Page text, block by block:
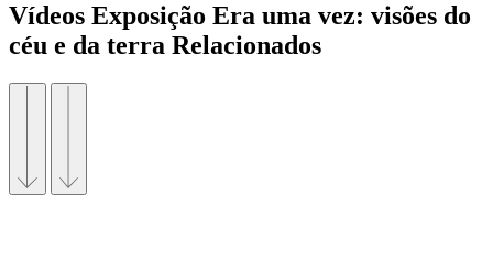
Vídeos Exposição Era uma vez: visões do
céu e da terra Relacionados